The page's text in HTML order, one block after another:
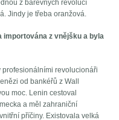
z barevných revolucí
Jindy je třeba oranžová.
z vnějšku a byla
profesionálními revolucionáři
od bankéřů z Wall
moc. Lenin cestoval
a měl zahraniční
příčiny. Existovala velká